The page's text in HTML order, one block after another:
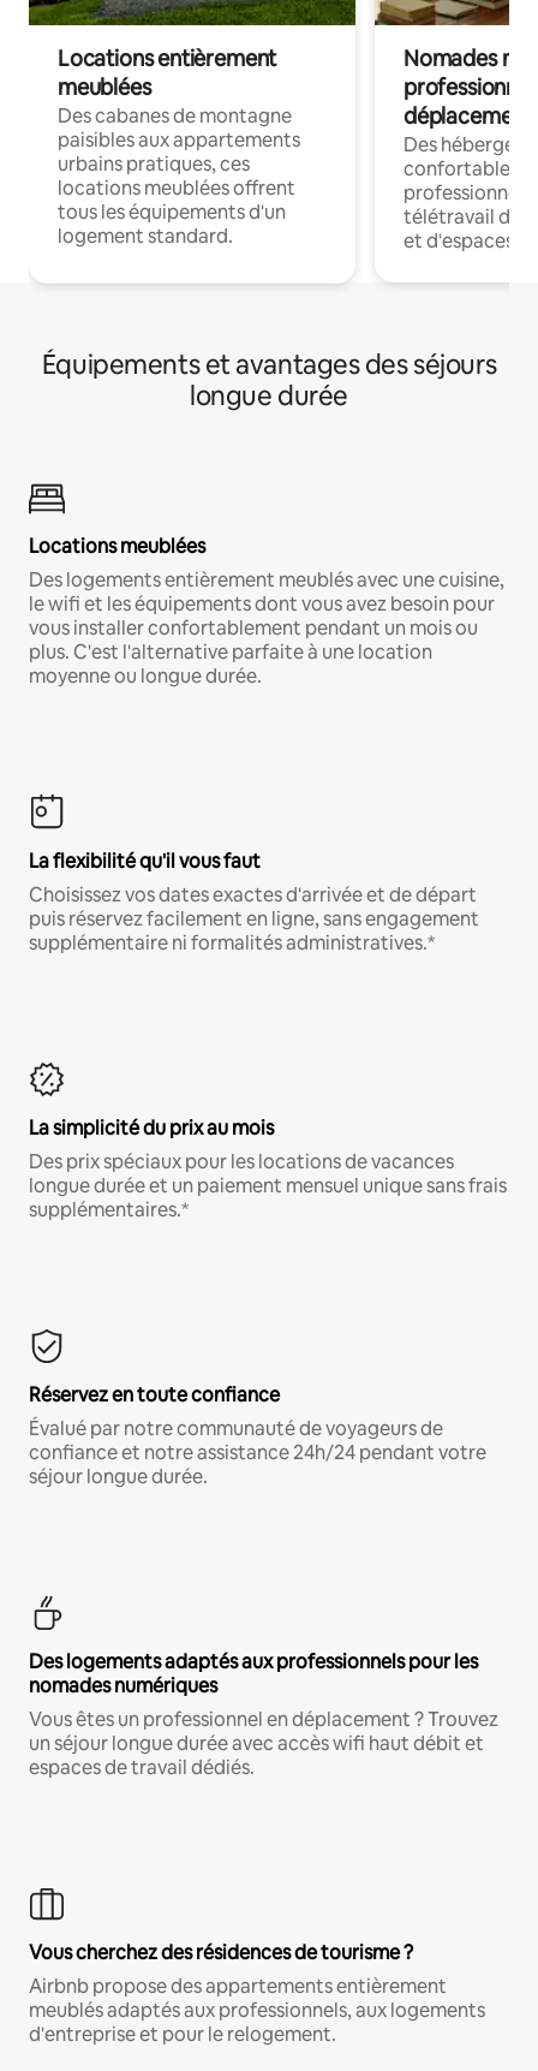
Locations entièrement
meublées
Des cabanes de montagne
paisibles aux appartements
urbains pratiques, ces
locations meublées offrent
tous les équipements d'un
logement standard.
Nomades
déplacement
Des
confortables
professionnels
télétravail
et d'espaces
Équipements et avantages des séjours
longue durée
Locations meublées
Des logements entièrement meublés avec une cuisine,
le wifi et les équipements dont vous avez besoin pour
vous installer confortablement pendant un mois ou
plus. C'est l'alternative parfaite à une location
moyenne ou longue durée.
La flexibilité qu'il vous faut
Choisissez vos dates exactes d'arrivée et de départ
puis réservez facilement en ligne, sans engagement
supplémentaire ni formalités administratives.*
La simplicité du prix au mois
Des prix spéciaux pour les locations de vacances
longue durée et un paiement mensuel unique sans frais
supplémentaires.*
Réservez en toute confiance
Évalué par notre communauté de voyageurs de
confiance et notre assistance 24h/24 pendant votre
séjour longue durée.
Des logements adaptés aux professionnels pour les
nomades numériques
Vous êtes un professionnel en déplacement ? Trouvez
un séjour longue durée avec accès wifi haut débit et
espaces de travail dédiés.
Vous cherchez des résidences de tourisme ?
Airbnb propose des appartements entièrement
meublés adaptés aux professionnels, aux logements
d'entreprise et pour le relogement.